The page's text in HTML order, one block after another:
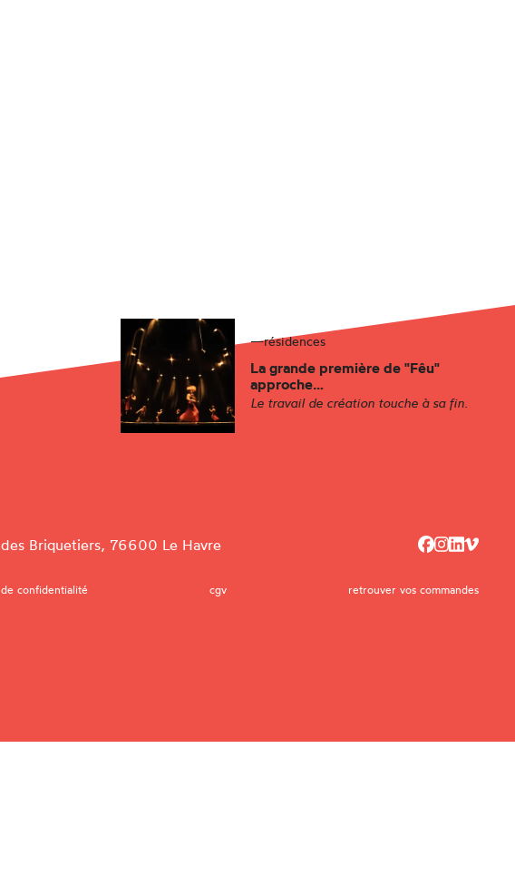
—résidences
La grande première de "Fêu"
approche…
Le travail de création touche à sa fin.
Briquetiers, 76600 Le Havre
confidentialité cgv retrouver vos commandes